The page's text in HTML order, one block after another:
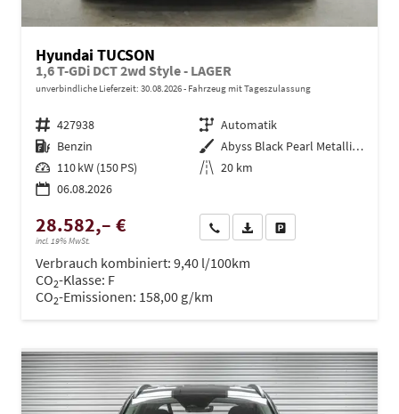
Hyundai TUCSON
1,6 T-GDi DCT 2wd Style - LAGER
unverbindliche Lieferzeit: 30.08.2026 Fahrzeug mit Tageszulassung
Fahrzeugnr. 427938 Getriebe Automatik
Kraftstoff Benzin Außenfarbe
Abyss Black Pearl Metallic ()
Leistung 110 kW (150 PS) Kilometerstand 20 km
06.08.2026
28.582,– €
incl. 19% MwSt.
Wir rufen Sie anPDF-Datei, Fahrzeugexposé
Verbrauch kombiniert: 9,40 l/100km
CO2-Klasse: F
CO2-Emissionen: 158,00 g/km